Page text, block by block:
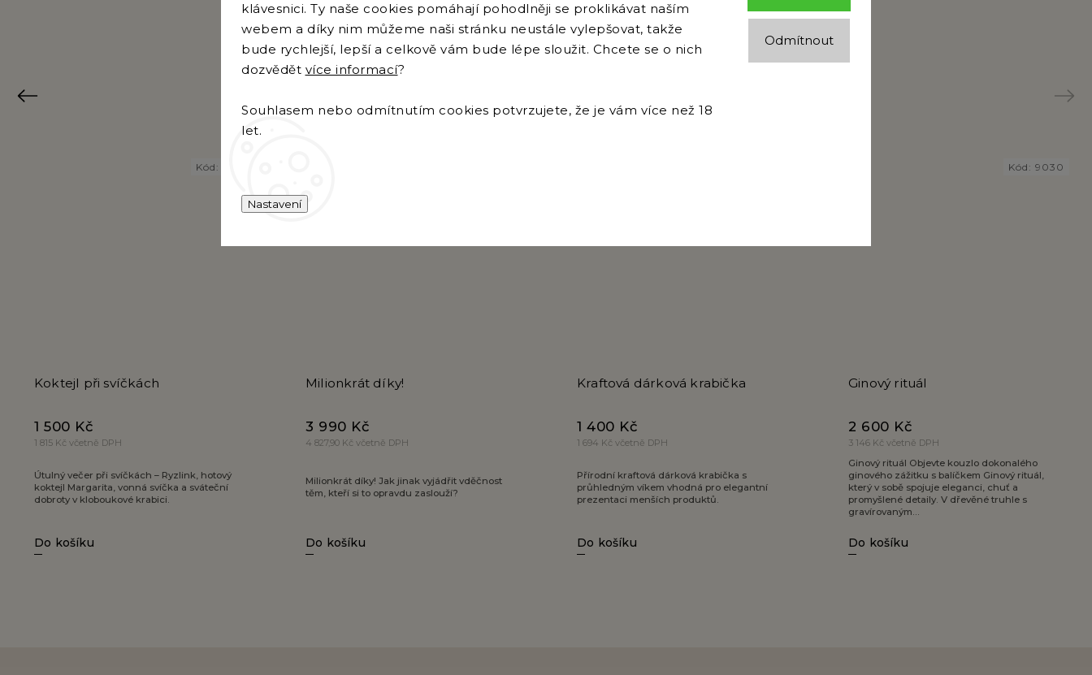
klávesnici. Ty naše cookies pomáhají pohodlněji se proklikávat naším
webem a díky nim můžeme naši stránku neustále vylepšovat, takže
bude rychlejší, lepší a celkově vám bude lépe sloužit. Chcete se o nich
dozvědět více informací?
Souhlasem nebo odmítnutím cookies potvrzujete, že je vám více než 18
let.
Nastavení
Odmítnout
Previous
Koktejl při svíčkách
1 815 Kč včetně DPH
1 500 Kč
Do košíku
Útulný večer při svíčkách – Ryzlink, hotový
koktejl Margarita, vonná svíčka a sváteční
dobroty v kloboukové krabici.
Kód:
Milionkrát díky!
4 827,90 Kč včetně DPH
3 990 Kč
Do košíku
Milionkrát díky! Jak jinak vyjádřit vděčnost
těm, kteří si to opravdu zaslouží?
Kraftová dárková krabička
1 694 Kč včetně DPH
1 400 Kč
Do košíku
Přírodní kraftová dárková krabička s
průhledným víkem vhodná pro elegantní
prezentaci menších produktů.
Ginový rituál
3 146 Kč včetně DPH
2 600 Kč
Do košíku
Ginový rituál Objevte kouzlo dokonalého
ginového zážitku s balíčkem Ginový rituál,
který v sobě spojuje eleganci, chuť a
promyšlené detaily. V dřevěné truhle s
gravírovaným...
Kód: 9030
Next